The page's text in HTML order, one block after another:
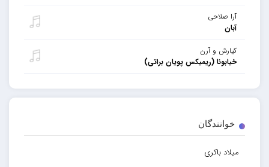
آرا صلاحی
آبان
کیارش و آرن
خیابونا (ریمیکس پویان براتی)
خوانندگان
میلاد باکری